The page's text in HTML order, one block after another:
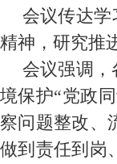
会议传达学
精神，研究推
会议强调，
境保护“党政
察问题整改、
做到责任到岗